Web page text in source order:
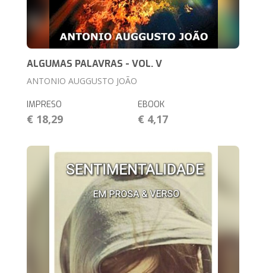
ALGUMAS PALAVRAS - VOL. V
ANTONIO AUGGUSTO JOÃO
IMPRESO
€ 18,29
EBOOK
€ 4,17